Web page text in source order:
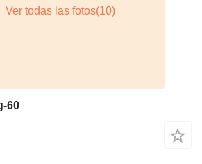
60